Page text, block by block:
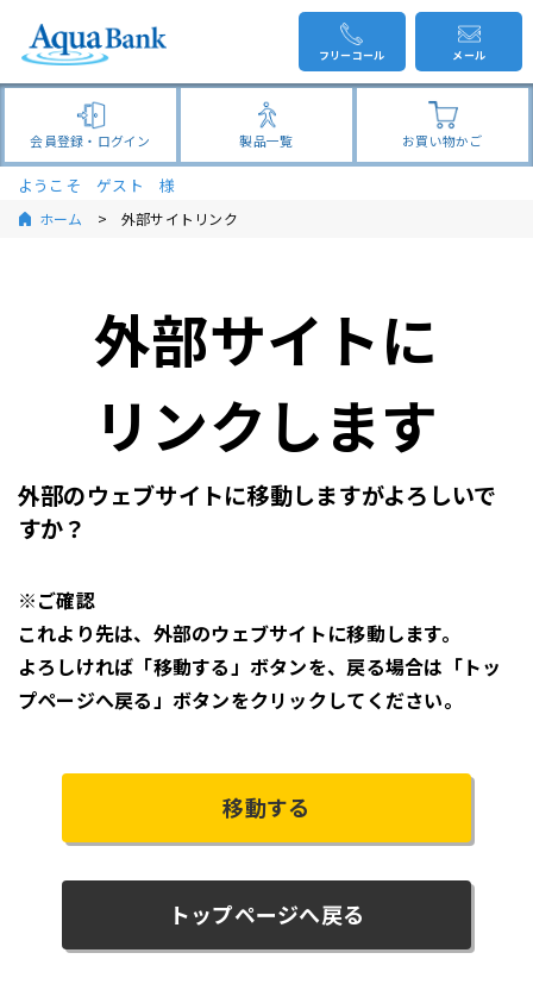
製品一覧
会員登録・ログイン お買い物かご
フリーコール メール
ようこそ ゲスト 様
ホーム 外部サイトリンク
外部サイトに
リンクします
外部のウェブサイトに移動しますがよろしいで
すか？
※ご確認
これより先は、外部のウェブサイトに移動します。
よろしければ「移動する」ボタンを、戻る場合は「トッ
プページへ戻る」ボタンをクリックしてください。
移動する
トップページへ戻る